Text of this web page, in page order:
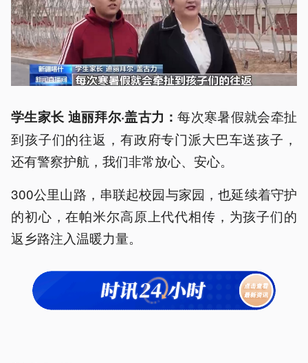
学生家长 迪丽拜尔·盖古力：每次寒暑假就会牵扯
到孩子们的往返，有政府专门派大巴车送孩子，
还有警察护航，我们非常放心、安心。
300公里山路，串联起校园与家园，也延续着守护
的初心，在帕米尔高原上代代相传，为孩子们的
返乡路注入温暖力量。